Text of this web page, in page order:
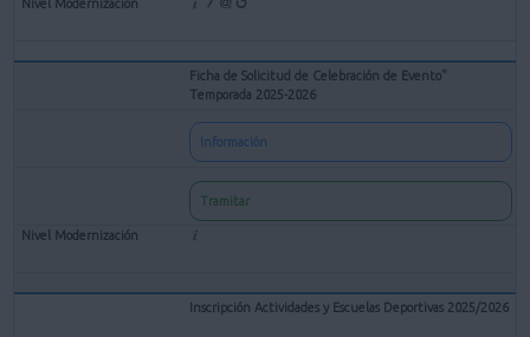
Ficha de Solicitud de Celebración de Evento"
Temporada 2025-2026
Información
Tramitar
Inscripción Actividades y Escuelas Deportivas 2025/2026